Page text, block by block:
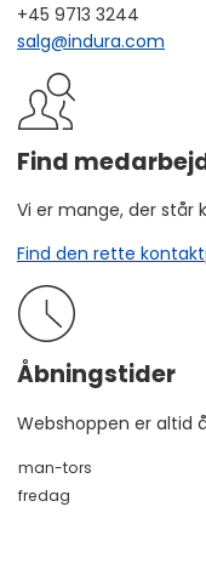
+45 9713 3244
salg@indura.com
Find
Vi er mange, der står
Find den rette
Åbningstider
Webshoppen er altid
man-tors
fredag